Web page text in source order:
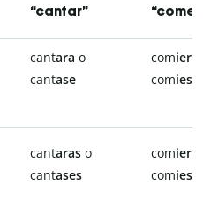
“cantar”
cantara o
cantase
comiera
comiese
cantaras o
cantases
com
com